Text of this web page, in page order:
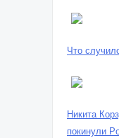
Что
Никита
покинули